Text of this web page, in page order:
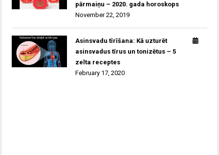
pārmaiņu – 2020. gada horoskops
November 22, 2019
Asinsvadu tīrīšana: Kā uzturēt
asinsvadus tīrus un tonizētus – 5
zelta receptes
February 17, 2020